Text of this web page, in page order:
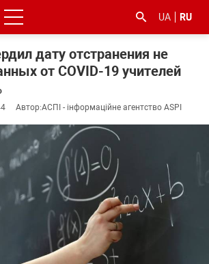
UA RU
дату отстранения не
от COVID-19 учителей
Автор:АСПІ - інформаційне агентство ASPI
#гфс #Киев #коронавірус